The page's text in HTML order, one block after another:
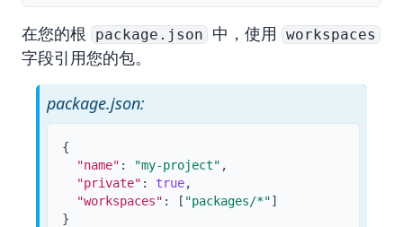
在您的根 package.json 中，使用 workspaces
字段引用您的包。
package.json:
{
"name" : "my-project" ,
"private" : true,
"workspaces" : [ "packages/*"]
}